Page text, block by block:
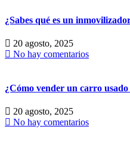
¿Sabes qué es un
20 agosto, 2025
No hay comentarios
¿Cómo vender un carro
20 agosto, 2025
No hay comentarios